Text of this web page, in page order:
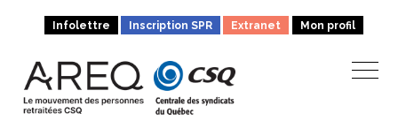
Infolettre Inscription SPR Extranet Mon profil